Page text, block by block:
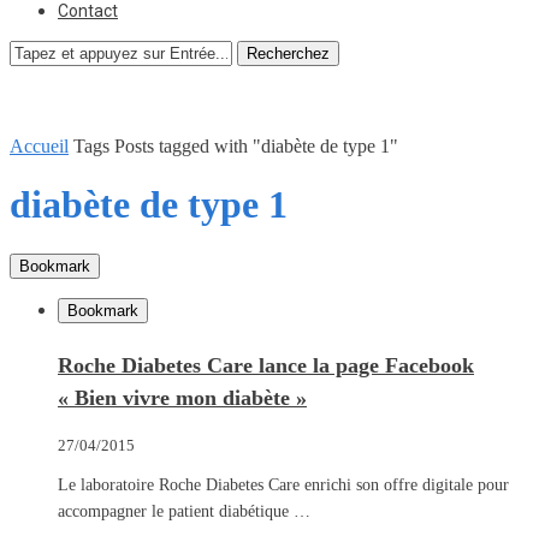
Contact
Recherchez
Accueil Tags Posts tagged with "diabète de type 1"
diabète de type 1
Bookmark
Bookmark
Roche Diabetes Care lance la page Facebook
« Bien vivre mon diabète »
27/04/2015
Le laboratoire Roche Diabetes Care enrichi son offre digitale pour
accompagner le patient diabétique …